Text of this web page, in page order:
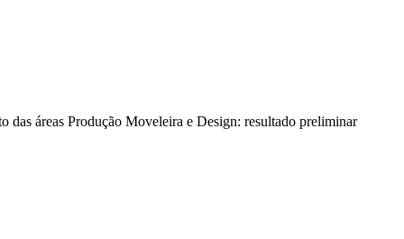
das áreas Produção Moveleira e Design: resultado preliminar